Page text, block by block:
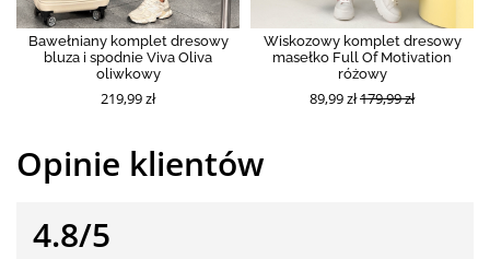
Bawełniany komplet dresowy
bluza i spodnie Viva Oliva
oliwkowy
219,99 zł
Wiskozowy komplet dresowy
masełko Full Of Motivation
różowy
89,99 zł179,99 zł
Opinie klientów
4.8/5